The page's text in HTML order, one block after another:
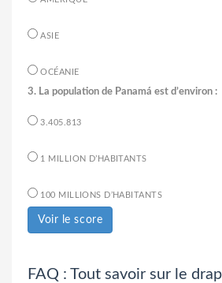
ASIE
OCÉANIE
3. La population de Panamá est d’environ :
3.405.813
1 MILLION D’HABITANTS
100 MILLIONS D’HABITANTS
Voir le score
FAQ : Tout savoir sur le